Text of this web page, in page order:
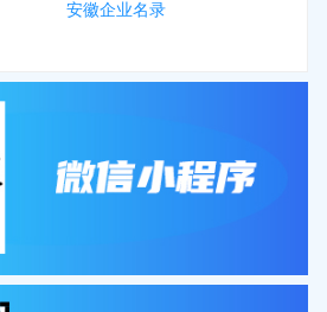
安徽企业名录